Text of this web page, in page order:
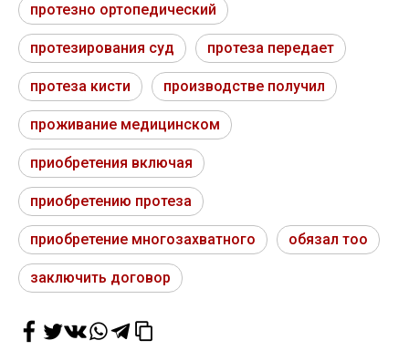
протезно ортопедический
протезирования суд протеза передает
протеза кисти производстве получил
проживание медицинском
приобретения включая
приобретению протеза
приобретение многозахватного обязал тоо
заключить договор